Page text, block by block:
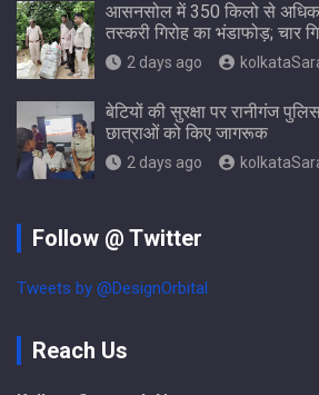
आसनसोल में 350 किलो से अधिक
तस्करी गिरोह का भंडाफोड़; चार
2 days ago
बेटियों की सुरक्षा पर रानीगंज
छात्राओं को किए जागरूक
2 days ago
Follow @ Twitter
Tweets by @DesignOrbital
Reach Us